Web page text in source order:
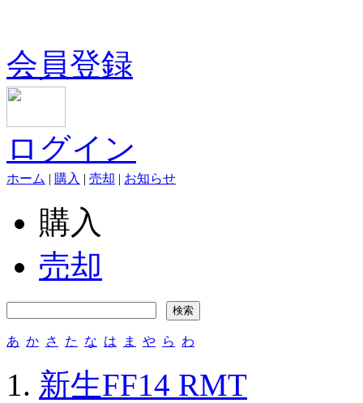
会員登録
ログイン
ホーム | 購入 | 売却 | お知らせ
購入
売却
あ か さ た な は ま や ら わ
新生FF14 RMT